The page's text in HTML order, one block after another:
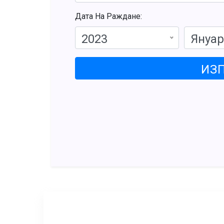
Дата На Раждане:
2023